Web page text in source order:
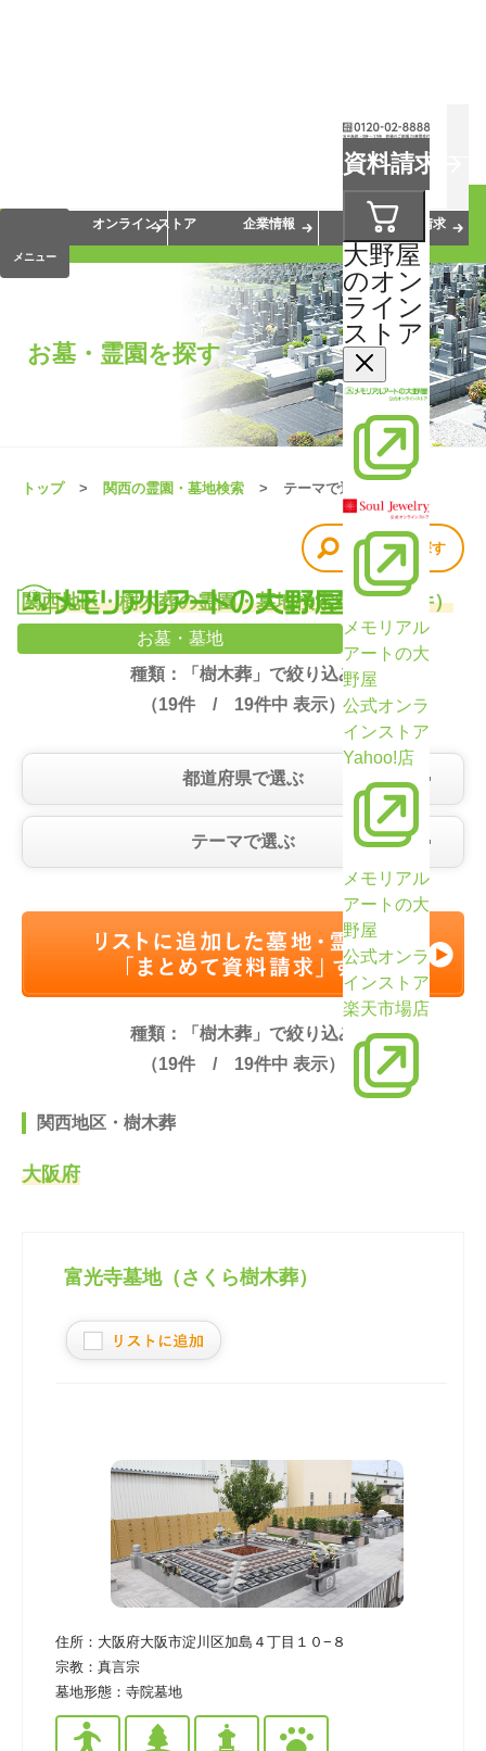
お墓・墓地
資料請求
大野屋
のオン
ライン
ストア
メモリアル
アートの大
野屋
公式オンラ
インストア
Yahoo!店
メモリアル
アートの大
野屋
公式オンラ
インストア
楽天市場店
メニュー
会員サービス
オンラインストア
企業情報 資料請求
お墓・霊園を探す
トップ 関西の霊園・墓地検索 テーマで選ぶ
関西地区・樹木葬の霊園・墓地検索結果（19件）
他の条件で探す
種類：「樹木葬」で絞り込み
（19件 / 19件中 表示）
都道府県で選ぶ
テーマで選ぶ
種類：「樹木葬」で絞り込み
（19件 / 19件中 表示）
関西地区・樹木葬
大阪府
富光寺墓地（さくら樹木葬）
住所： 大阪府大阪市淀川区加島４丁目１０−８
宗教： 真言宗
墓地形態： 寺院墓地